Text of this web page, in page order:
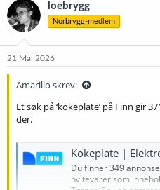
loebrygg
Norbrygg-medlem
21 Mai 2026
Amarillo skrev:
Et søk på ‘kokeplate’ på Finn gir
der.
Kokeplate |
Du finner 349
hvitevarer som